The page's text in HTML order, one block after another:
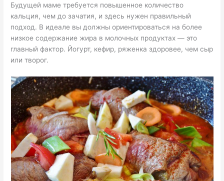
Будущей маме требуется повышенное количество
кальция, чем до зачатия, и здесь нужен правильный
подход. В идеале вы должны ориентироваться на более
низкое содержание жира в молочных продуктах — это
главный фактор. Йогурт, кефир, ряженка здоровее, чем сыр
или творог.